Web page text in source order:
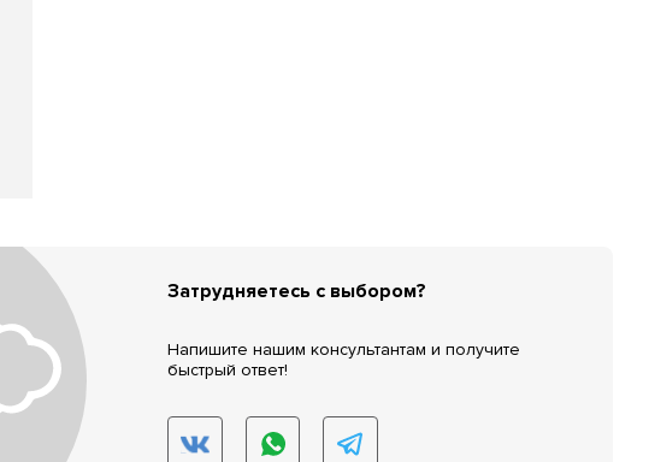
Затрудняетесь с выбором?
Напишите нашим консультантам и получите
быстрый ответ!